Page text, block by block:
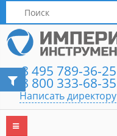
8 495 789-36-25
8 800 333-68-35
Написать директору